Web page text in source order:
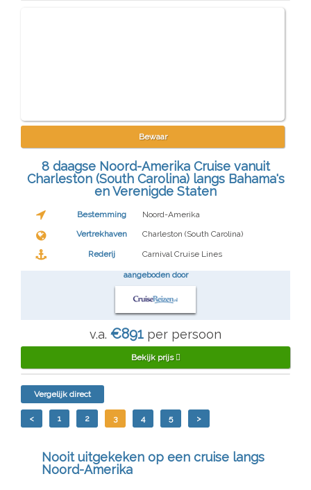
Bewaar
8 daagse Noord-Amerika Cruise vanuit
Charleston (South Carolina) langs Bahama's
en Verenigde Staten
Bestemming Noord-Amerika
Vertrekhaven Charleston (South Carolina)
Rederij Carnival Cruise Lines
aangeboden door
v.a. €891 per persoon
Bekijk prijs
Vergelijk direct
< 1 2 3 4 5 >
Nooit uitgekeken op een cruise langs
Noord-Amerika